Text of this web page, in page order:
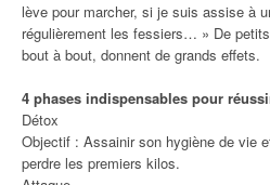
lève pour marcher, si je suis assise à
régulièrement les fessiers… » De
bout à bout, donnent de grands effets.
4 phases indispensables pour
Détox
Objectif : Assainir son hygiène de vie
perdre les premiers kilos.